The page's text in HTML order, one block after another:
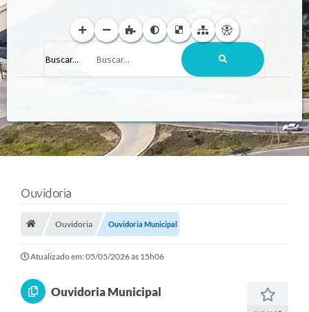
Buscar...
Ouvidoria
Ouvidoria Ouvidoria Municipal
Atualizado em: 05/05/2026 às 15h06
Ouvidoria Municipal